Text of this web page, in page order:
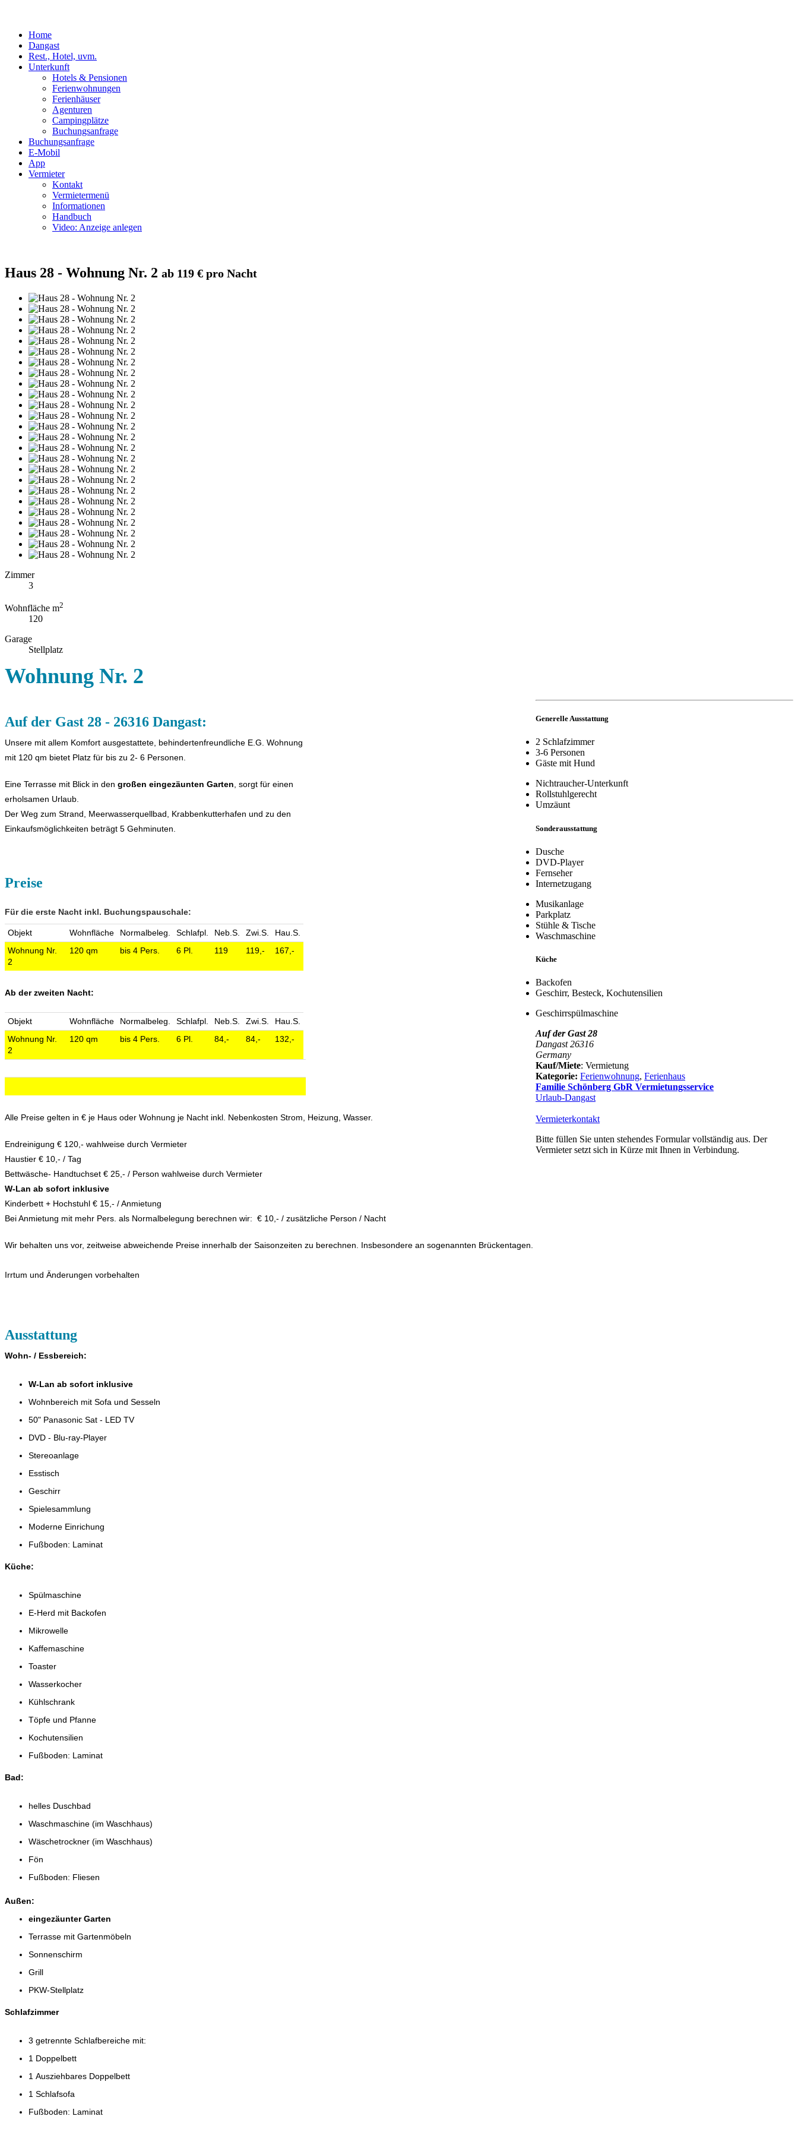
Home
Dangast
Rest., Hotel, uvm.
Unterkunft
Hotels & Pensionen
Ferienwohnungen
Ferienhäuser
Agenturen
Campingplätze
Buchungsanfrage
Buchungsanfrage
E-Mobil
App
Vermieter
Kontakt
Vermietermenü
Informationen
Handbuch
Video: Anzeige anlegen
Haus 28 - Wohnung Nr. 2 ab 119 € pro Nacht
Zimmer
3
Wohnfläche m2
120
Garage
Stellplatz
Wohnung Nr. 2
Auf der Gast 28 - 26316 Dangast:
Unsere mit allem Komfort ausgestattete, behindertenfreundliche E.G. Wohnung
mit 120 qm bietet Platz für bis zu 2- 6 Personen.
Eine Terrasse mit Blick in den großen eingezäunten Garten , sorgt für einen
erholsamen Urlaub.
Der Weg zum Strand, Meerwasserquellbad, Krabbenkutterhafen und zu den
Einkaufsmöglichkeiten beträgt 5 Gehminuten.
Preise
Für die erste Nacht inkl. Buchungspauschale:
Objekt Wohnfläche Normalbeleg. Schlafpl. Neb.S. Zwi.S.
Hau.S.
Wohnung Nr.
2
120 qm bis 4 Pers. 6 Pl. 119 119,- 167,-
Ab der zweiten Nacht:
Objekt Wohnfläche Normalbeleg. Schlafpl. Neb.S. Zwi.S.
Hau.S.
Wohnung Nr.
2
120 qm bis 4 Pers. 6 Pl. 84,- 84,- 132,-
Alle Preise gelten in € je Haus oder Wohnung je Nacht inkl. Nebenkosten Strom, Heizung, Wasser.
Endreinigung € 120,- wahlweise durch Vermieter
Haustier € 10,- / Tag
Bettwäsche- Handtuchset € 25,- / Person wahlweise durch Vermieter
W-Lan ab sofort inklusive
Kinderbett + Hochstuhl € 15,- / Anmietung
Bei Anmietung mit mehr Pers. als Normalbelegung berechnen wir: € 10,- / zusätzliche Person / Nacht
Wir behalten uns vor, zeitweise abweichende Preise innerhalb der Saisonzeiten zu berechnen. Insbesondere an sogenannten Brückentagen.
Irrtum und Änderungen vorbehalten
Ausstattung
Wohn- / Essbereich:
W-Lan ab sofort inklusive
Wohnbereich mit Sofa und Sesseln
50" Panasonic Sat - LED TV
DVD - Blu-ray-Player
Stereoanlage
Esstisch
Geschirr
Spielesammlung
Moderne Einrichung
Fußboden: Laminat
Küche:
Spülmaschine
E-Herd mit Backofen
Mikrowelle
Kaffemaschine
Toaster
Wasserkocher
Kühlschrank
Töpfe und Pfanne
Kochutensilien
Fußboden: Laminat
Bad:
helles Duschbad
Waschmaschine (im Waschhaus)
Wäschetrockner (im Waschhaus)
Fön
Fußboden: Fliesen
Außen:
eingezäunter Garten
Terrasse mit Gartenmöbeln
Sonnenschirm
Grill
PKW-Stellplatz
Schlafzimmer
3 getrennte Schlafbereiche mit:
1 Doppelbett
1 Ausziehbares Doppelbett
1 Schlafsofa
Fußboden: Laminat
Generelle Ausstattung
2 Schlafzimmer
3-6 Personen
Gäste mit Hund
Nichtraucher-Unterkunft
Rollstuhlgerecht
Umzäunt
Sonderausstattung
Dusche
DVD-Player
Fernseher
Internetzugang
Musikanlage
Parkplatz
Stühle & Tische
Waschmaschine
Küche
Backofen
Geschirr, Besteck, Kochutensilien
Geschirrspülmaschine
Auf der Gast 28
Dangast 26316
Germany
Kauf/Miete: Vermietung
Kategorie: Ferienwohnung, Ferienhaus
Familie Schönberg GbR Vermietungsservice
Urlaub-Dangast
Vermieterkontakt
Bitte füllen Sie unten stehendes Formular vollständig aus. Der
Vermieter setzt sich in Kürze mit Ihnen in Verbindung.